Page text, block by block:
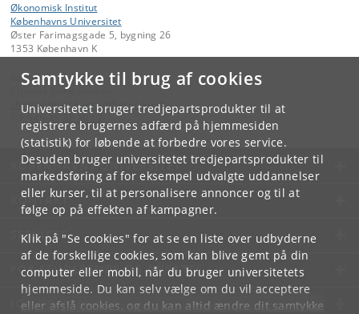
Samtykke til brug af cookies
Universitetet bruger tredjepartsprodukter til at
registrere brugernes adfærd på hjemmesiden
(statistik) for løbende at forbedre vores service.
Desuden bruger universitetet tredjepartsprodukter til
markedsføring af for eksempel udvalgte uddannelser
eller kurser, til at personalisere annoncer og til at
følge op på effekten af kampagner.
Klik på "Se cookies" for at se en liste over udbyderne
af de forskellige cookies, som kan blive gemt på din
computer eller mobil, når du bruger universitetets
hjemmeside. Du kan selv vælge om du vil acceptere
eller afslå cookies, og du kan altid ændre dit samtykke
Økonomisk Institut
Københavns Universitet
Øster Farimagsgade 5, bygning 26
1353 København K
Kontakt:
Christel Brink Hansen
christel.brink.hansen@econ.ku .dk
KØBENHAVNS UNIVERSITET
KONTAKT
SERVICES
FOR STUDERENDE OG ANSATTE
JOB OG KARRIERE